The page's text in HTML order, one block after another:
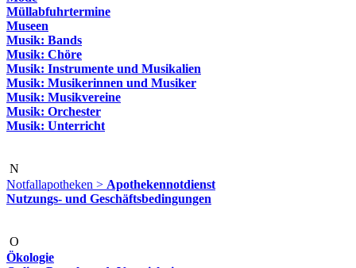
Müllabfuhrtermine
Museen
Musik: Bands
Musik: Chöre
Musik: Instrumente und Musikalien
Musik: Musikerinnen und Musiker
Musik: Musikvereine
Musik: Orchester
Musik: Unterricht
N
Notfallapotheken > Apothekennotdienst
Nutzungs- und Geschäftsbedingungen
O
Ökologie